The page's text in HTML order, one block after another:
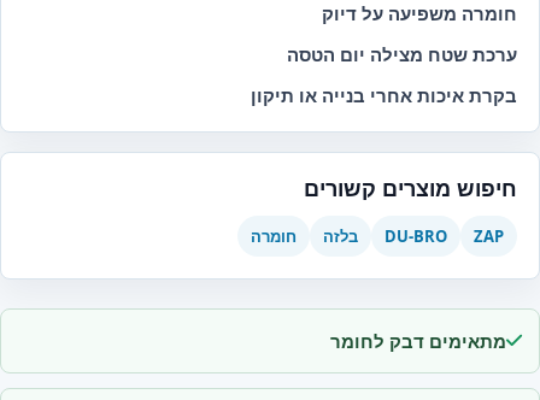
חומרה משפיעה על דיוק
ערכת שטח מצילה יום הטסה
בקרת איכות אחרי בנייה או תיקון
חיפוש מוצרים קשורים
ZAP
DU-BRO בלזה חומרה
מתאימים דבק לחומר